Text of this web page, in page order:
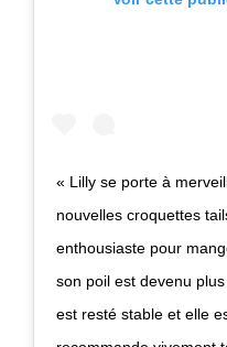
« Lilly se porte à
nouvelles croquettes
enthousiaste pour
son poil est devenu
est resté stable et elle